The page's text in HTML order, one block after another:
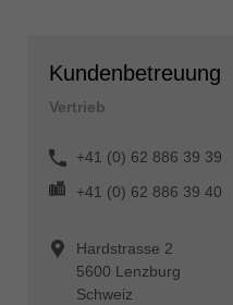
Kundenbetreuung
Vertrieb
+41 (0) 62 886 39 39
+41 (0) 62 886 39 40
Hardstrasse 2
5600 Lenzburg
Schweiz